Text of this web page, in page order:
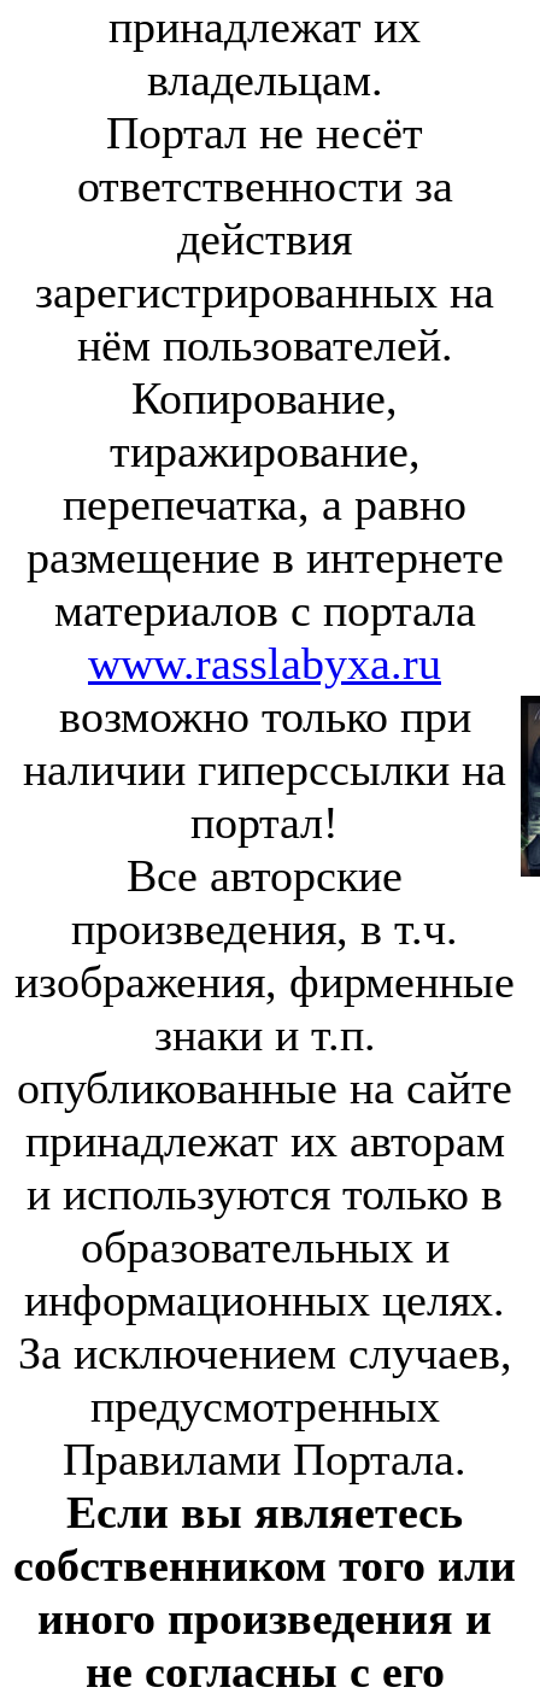
принадлежат их
владельцам.
Портал не несёт
ответственности за
действия
зарегистрированных на
нём пользователей.
Копирование,
тиражирование,
перепечатка, а равно
размещение в интернете
материалов с портала
www.rasslabyxa.ru
возможно только при
наличии гиперссылки на
портал!
Все авторские
произведения, в т.ч.
изображения, фирменные
знаки и т.п.
опубликованные на сайте
принадлежат их авторам
и используются только в
образовательных и
информационных целях.
За исключением случаев,
предусмотренных
Правилами Портала.
Если вы являетесь
собственником того или
иного произведения и
не согласны с его